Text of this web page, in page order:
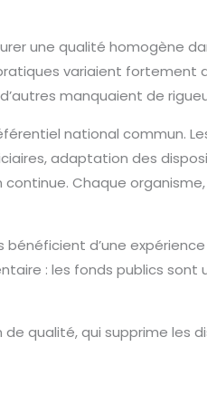
une qualité homogène
variaient fortement
manquaient de
national commun.
adaptation des
Chaque
d’une
: les fonds publics
de qualité, qui supprime